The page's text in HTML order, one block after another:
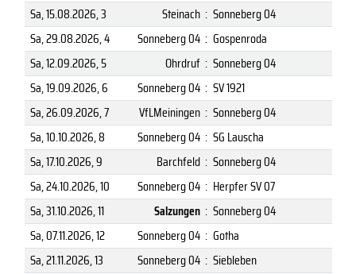
Sa, 15.08.2026, 3 Steinach : Sonneberg 04
Sa, 29.08.2026, 4 Sonneberg 04 : Gospenroda
Sa, 12.09.2026, 5 Ohrdruf : Sonneberg 04
Sa, 19.09.2026, 6 Sonneberg 04 : SV 1921
Sa, 26.09.2026, 7 VfLMeiningen : Sonneberg 04
Sa, 10.10.2026, 8 Sonneberg 04 : SG Lauscha
Sa, 17.10.2026, 9 Barchfeld : Sonneberg 04
Sa, 24.10.2026, 10 Sonneberg 04 : Herpfer SV 07
Sa, 31.10.2026, 11 Salzungen : Sonneberg 04
Sa, 07.11.2026, 12 Sonneberg 04 : Gotha
Sa, 21.11.2026, 13 Sonneberg 04 : Siebleben